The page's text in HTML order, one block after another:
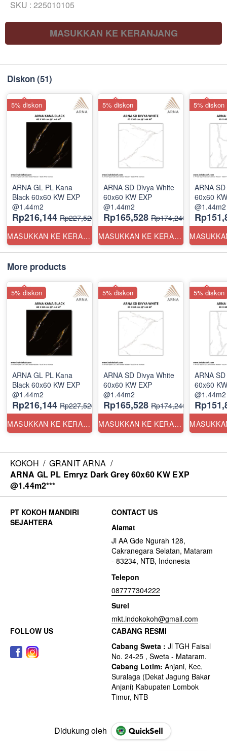
SKU : 225010105
MASUKKAN KE KERANJANG
Diskon(51)
ARNA GL PL Kana
Black 60x60 KW EXP
@1.44m2
Rp216,144 Rp227,520
MASUKKAN KE KERANJANG
5% diskon
ARNA SD Divya White
60x60 KW EXP
@1.44m2
Rp165,528 Rp174,240
MASUKKAN KE KERANJANG
5% diskon
ARNA
60x60
@1.44m2
5% diskon
More products
ARNA GL PL Kana
Black 60x60 KW EXP
@1.44m2
Rp216,144 Rp227,520
MASUKKAN KE KERANJANG
5% diskon
ARNA SD Divya White
60x60 KW EXP
@1.44m2
Rp165,528 Rp174,240
MASUKKAN KE KERANJANG
5% diskon
ARNA
60x60
@1.44m2
5% diskon
KOKOH / GRANIT ARNA /
ARNA GL PL Emryz Dark Grey 60x60 KW EXP
@1.44m2***
CONTACT US
Alamat
Jl AA Gde Ngurah 128,
Cakranegara Selatan, Mataram
- 83234, NTB, Indonesia
Telepon
087777304222
Surel
mkt.indokokoh@gmail.com
FOLLOW US
CABANG RESMI
Didukung oleh